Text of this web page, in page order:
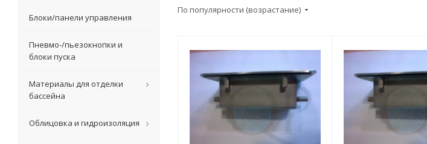
По популярности (возрастание)
Блоки/панели управления
Пневмо-/пьезокнопки и
блоки пуска
Материалы для отделки
бассейна
Облицовка и гидроизоляция